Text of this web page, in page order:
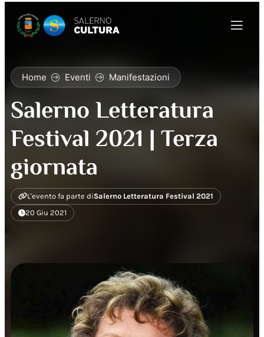
Home Eventi Manifestazioni
Salerno Letteratura
Festival 2021 | Terza
giornata
L'evento fa parte diSalerno Letteratura Festival 2021
20 Giu 2021